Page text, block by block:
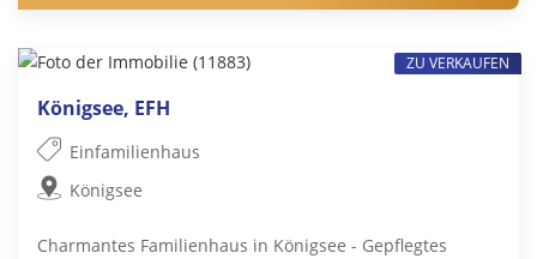
Königsee, EFH
Einfamilienhaus
Königsee
Charmantes Familienhaus in Königsee - Gepflegtes
ZU VERKAUFEN